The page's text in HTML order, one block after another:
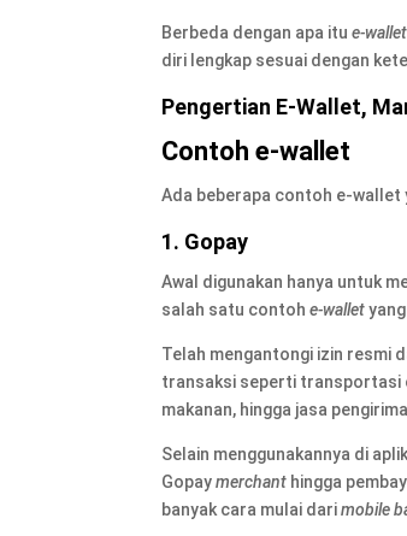
Berbeda dengan apa itue-wallet
diri lengkap sesuai dengan
Pengertian E-Wallet,
Contoh e-wallet
Ada beberapa contoh e-wallet
1. Gopay
Awal digunakan hanya untuk
salah satu contohe-wallet
Telah mengantongi izin resmi
transaksi seperti transportasi
makanan, hingga jasa
Selain menggunakannya di
Gopaymerchant hingga
banyak cara mulai darimobile